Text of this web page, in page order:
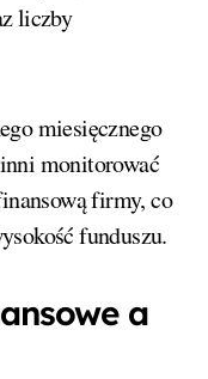
liczby
miesięcznego
monitorować
firmy, co
funduszu.
a